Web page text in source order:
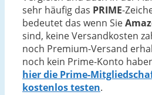
sehr häufig das PRIME-
bedeutet das wenn Sie
sind, keine Versandkosten
noch Premium-Versand
noch kein Prime-Konto
hier die Prime-
kostenlos testen.